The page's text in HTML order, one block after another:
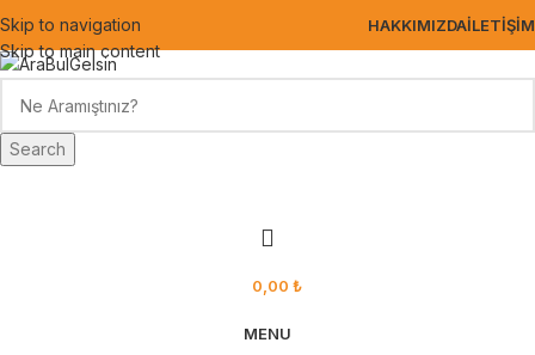
Skip to navigation
Skip to main content
HAKKIMIZDAİLETIŞIM
Search
0,00 ₺
MENU